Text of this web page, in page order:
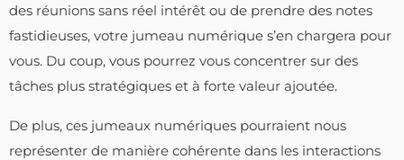
des réunions sans réel intérêt ou de prendre des notes
fastidieuses, votre jumeau numérique s’en chargera pour
vous. Du coup, vous pourrez vous concentrer sur des
tâches plus stratégiques et à forte valeur ajoutée.
De plus, ces jumeaux numériques pourraient nous
représenter de manière cohérente dans les interactions